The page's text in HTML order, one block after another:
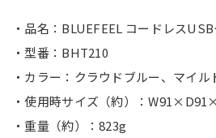
・品名：BLUEFEEL コードレス
・型番：BHT210
・カラー：クラウドブルー、マイル
・使用時サイズ（約）：
・重量（約）：823g